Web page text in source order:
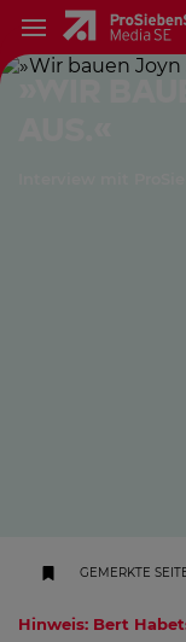
GEMERKTE
Hinweis: Bert